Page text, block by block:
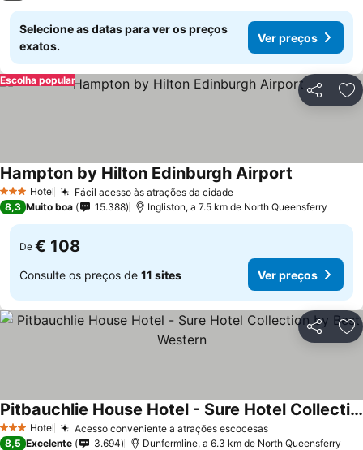
Selecione as datas para ver os preços
exatos.
Ver preços
Partilhar
Escolha popular
3 EstrelasHotel Fácil acesso às atrações da cidadeVer preços
Hampton by Hilton Edinburgh Airport
8,3 Muito boa 15.388 Ingliston, a 7.5 km de North Queensferry
De € 108
Consulte os preços de 11 sites Ver preços
Partilhar
3 EstrelasHotel Acesso conveniente a atrações escocesasVer preços
Pitbauchlie House Hotel - Sure Hotel Collection by Best Western
Ver preços
8,5 Excelente 3.694 Dunfermline, a 6.3 km de North Queensferry